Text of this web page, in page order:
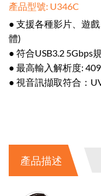
產品型號: U346C
● 支援各種影片、遊
體)
● 符合USB3.2 5Gbps
● 最高輸入解析度:
● 視音訊擷取符合：
產品描述